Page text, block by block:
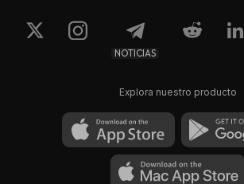
NOTICIAS
Explora nuestro producto